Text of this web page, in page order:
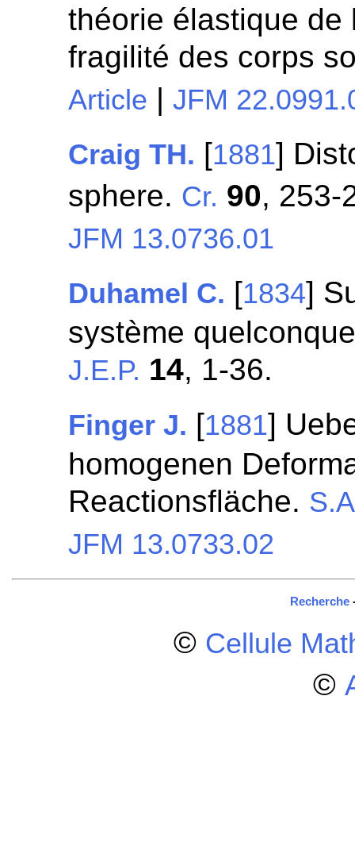
théorie élastique
fragilité des corps
Article |JFM
Craig TH. [1881]
sphere. Cr. 90, 253-
JFM 13.0736.01
Duhamel C. [1834]
système
J.E.P. 14, 1-36.
Finger J. [1881]
homogenen
Reactionsfläche.
JFM 13.0733.02
Recherche
© Cellule
©